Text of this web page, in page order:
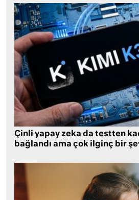
Çinli yapay zeka da testten
bağlandı ama çok ilginç bir